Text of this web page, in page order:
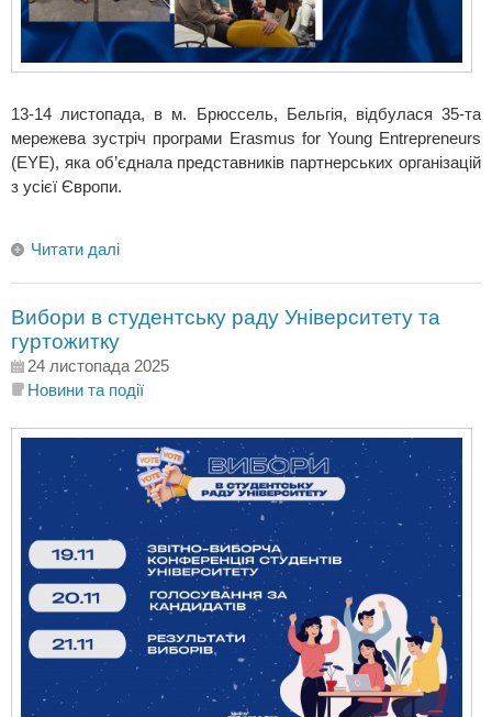
13-14 листопада, в м. Брюссель, Бельгія, відбулася 35-та
мережева зустріч програми Erasmus for Young Entrepreneurs
(EYE), яка об’єднала представників партнерських організацій
з усієї Європи.
Читати далі
Вибори в студентську раду Університету та
гуртожитку
24 листопада 2025
Новини та події